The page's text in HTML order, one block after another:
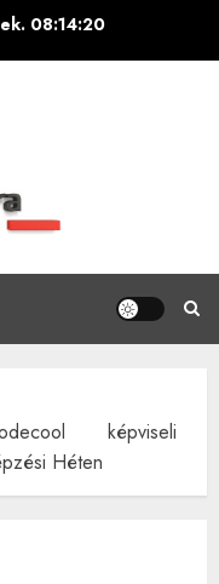
08:14:21
képviseli
Héten